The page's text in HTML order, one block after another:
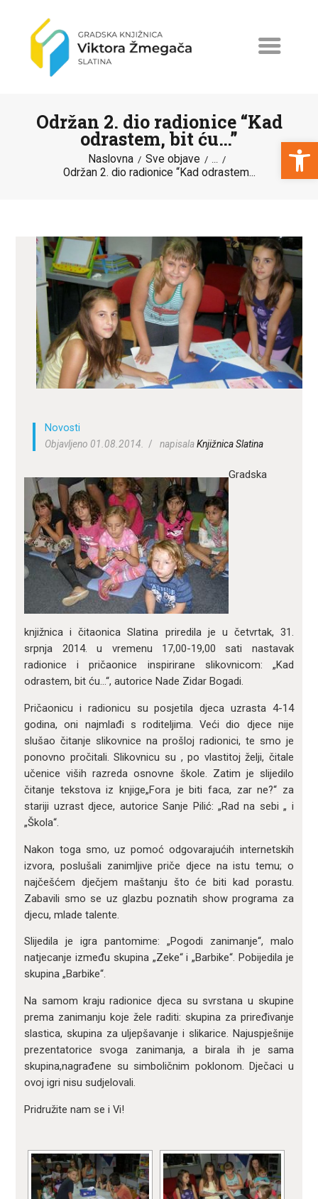
Open toolbar
Održan 2. dio radionice “Kad
odrastem, bit ću…”
Naslovna Sve objave ...
Održan 2. dio radionice “Kad odrastem...
NASLOVNA
PROGRAMI I PROJEKTI
KATALOG
O KNJIŽNICI
ZA KORISNIKE
ODJELI
DOKUMENTI
Novosti
Objavljeno 01.08.2014.
napisalaKnjižnica Slatina
Gradska
knjižnica i čitaonica Slatina priredila je u četvrtak, 31.
srpnja 2014. u vremenu 17,00-19,00 sati nastavak
radionice i pričaonice inspirirane slikovnicom: „Kad
odrastem, bit ću…“, autorice Nade Zidar Bogadi.
Pričaonicu i radionicu su posjetila djeca uzrasta 4-14
godina, oni najmlađi s roditeljima. Veći dio djece nije
slušao čitanje slikovnice na prošloj radionici, te smo je
ponovno pročitali. Slikovnicu su , po vlastitoj želji, čitale
učenice viših razreda osnovne škole. Zatim je slijedilo
čitanje tekstova iz knjige„Fora je biti faca, zar ne?“ za
stariji uzrast djece, autorice Sanje Pilić: „Rad na sebi „ i
„Škola“.
Nakon toga smo, uz pomoć odgovarajućih internetskih
izvora, poslušali zanimljive priče djece na istu temu; o
najčešćem dječjem maštanju što će biti kad porastu.
Zabavili smo se uz glazbu poznatih show programa za
djecu, mlade talente.
Slijedila je igra pantomime: „Pogodi zanimanje“, malo
natjecanje između skupina „Zeke“ i „Barbike“. Pobijedila je
skupina „Barbike“.
Na samom kraju radionice djeca su svrstana u skupine
prema zanimanju koje žele raditi: skupina za priređivanje
slastica, skupina za uljepšavanje i slikarice. Najuspješnije
prezentatorice svoga zanimanja, a birala ih je sama
skupina,nagrađene su simboličnim poklonom. Dječaci u
ovoj igri nisu sudjelovali.
Pridružite nam se i Vi!